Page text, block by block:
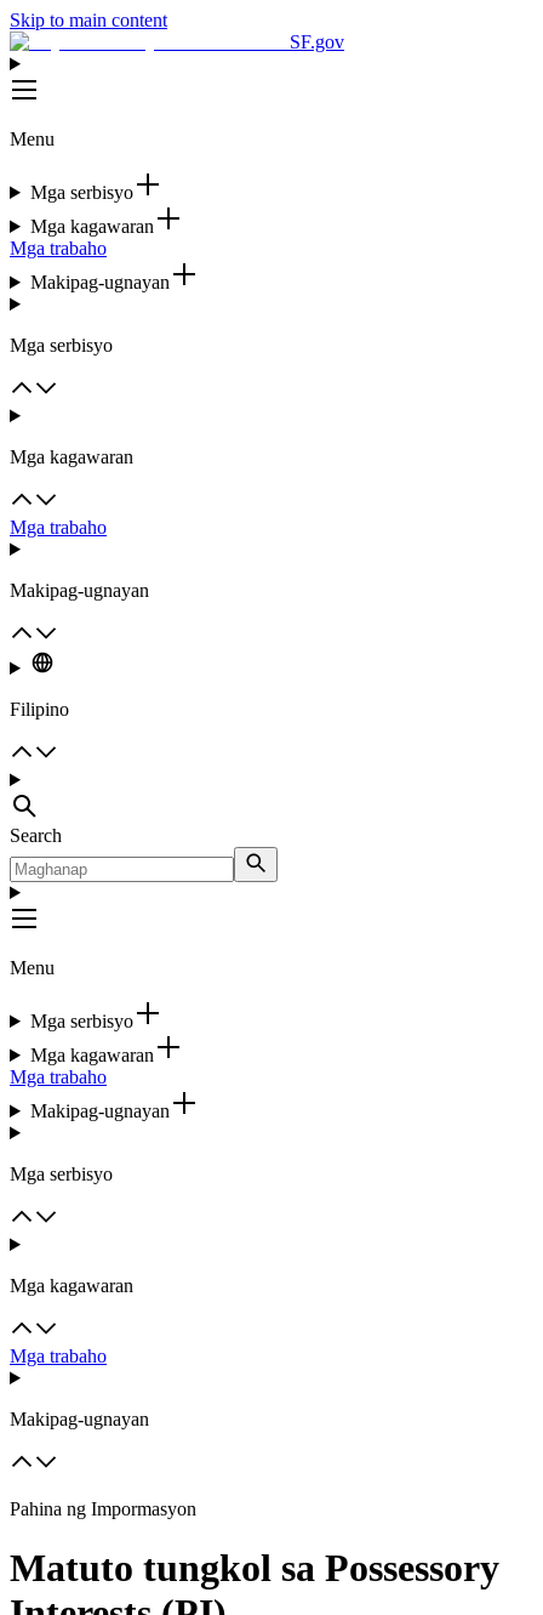
Skip to main content
SF.gov
Menu
Mga serbisyo
Mga kagawaran
Mga trabaho
Makipag-ugnayan
Mga serbisyo
Mga kagawaran
Mga trabaho
Makipag-ugnayan
Filipino
Search
Menu
Mga serbisyo
Mga kagawaran
Mga trabaho
Makipag-ugnayan
Mga serbisyo
Mga kagawaran
Mga trabaho
Makipag-ugnayan
Pahina ng Impormasyon
Matuto tungkol sa Possessory